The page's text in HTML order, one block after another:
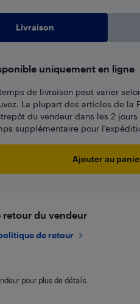
Livraison
uniquement en ligne
de livraison peut varier
La plupart des articles de la
du vendeur dans les 2
supplémentaire pour
Ajouter au
retour du vendeur
de retour
pour plus de détails.